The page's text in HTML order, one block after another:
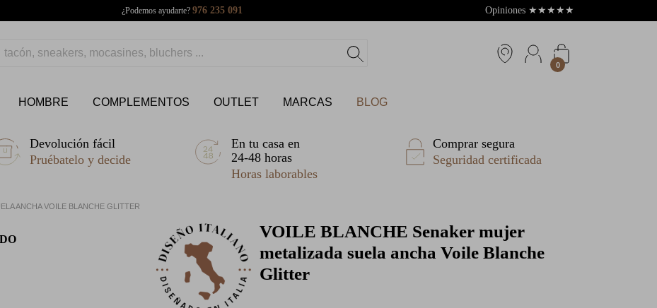
¿Podemos ayudarte? 976 235 091 Opiniones ★ ★ ★ ★ ★
0
HOMBRE COMPLEMENTOS OUTLET MARCAS BLOG
Devolución fácil
Pruébatelo y decide
En tu casa en
24-48 horas
Horas laborables
Comprar segura
Seguridad certificada
ANCHA VOILE BLANCHE GLITTER
VOILE BLANCHE Senaker mujer
metalizada suela ancha Voile Blanche
Glitter